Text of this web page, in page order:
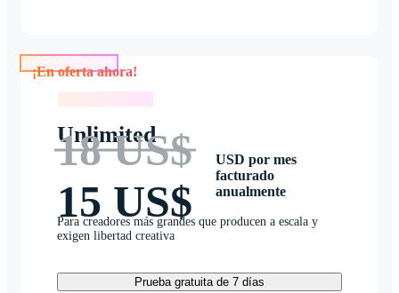
Unlimited
18 US$
15 US$
USD por mes
facturado
anualmente
Para creadores más grandes que producen a escala y
exigen libertad creativa
Prueba gratuita de 7 días